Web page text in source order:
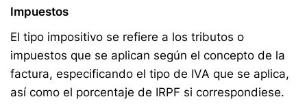
Impuestos
El tipo impositivo se refiere a los tributos o
impuestos que se aplican según el concepto de la
factura, especificando el tipo de IVA que se aplica,
así como el porcentaje de IRPF si correspondiese.